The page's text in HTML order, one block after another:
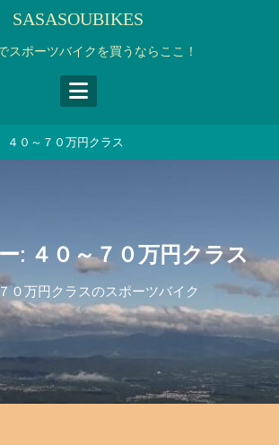
SASASOUBIKES
スポーツバイクを買うならここ！
４０～７０万円クラス
: ４０～７０万円クラス
０万円クラスのスポーツバイク